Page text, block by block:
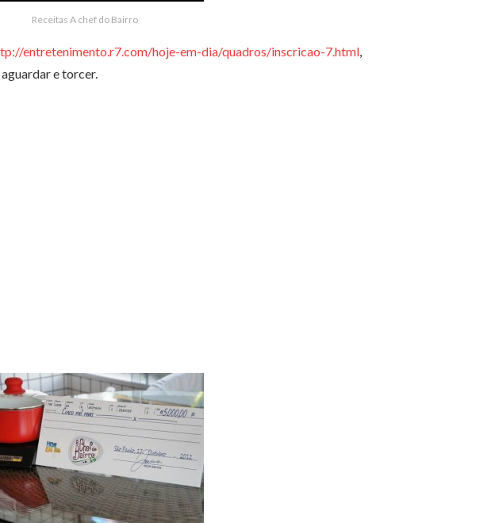
Receitas A chef do Bairro
entretenimento.r7.com/hoje-em-dia/quadros/inscricao-7.html,
e torcer.